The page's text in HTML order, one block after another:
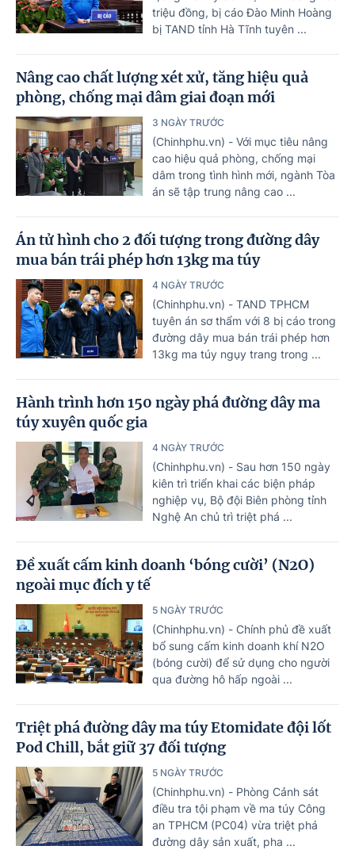
triệu đồng, bị cáo Đào Minh Hoàng
bị TAND tỉnh Hà Tĩnh tuyên ...
Nâng cao chất lượng xét xử, tăng hiệu quả
phòng, chống mại dâm giai đoạn mới
3 NGÀY TRƯỚC
(Chinhphu.vn) - Với mục tiêu nâng
cao hiệu quả phòng, chống mại
dâm trong tình hình mới, ngành Tòa
án sẽ tập trung nâng cao ...
Án tử hình cho 2 đối tượng trong đường dây
mua bán trái phép hơn 13kg ma túy
4 NGÀY TRƯỚC
(Chinhphu.vn) - TAND TPHCM
tuyên án sơ thẩm với 8 bị cáo trong
đường dây mua bán trái phép hơn
13kg ma túy ngụy trang trong ...
Hành trình hơn 150 ngày phá đường dây ma
túy xuyên quốc gia
4 NGÀY TRƯỚC
(Chinhphu.vn) - Sau hơn 150 ngày
kiên trì triển khai các biện pháp
nghiệp vụ, Bộ đội Biên phòng tỉnh
Nghệ An chủ trì triệt phá ...
Đề xuất cấm kinh doanh ‘bóng cười’ (N2O)
ngoài mục đích y tế
5 NGÀY TRƯỚC
(Chinhphu.vn) - Chính phủ đề xuất
bổ sung cấm kinh doanh khí N2O
(bóng cười) để sử dụng cho người
qua đường hô hấp ngoài ...
Triệt phá đường dây ma túy Etomidate đội lốt
Pod Chill, bắt giữ 37 đối tượng
5 NGÀY TRƯỚC
(Chinhphu.vn) - Phòng Cảnh sát
điều tra tội phạm về ma túy Công
an TPHCM (PC04) vừa triệt phá
đường dây sản xuất, pha ...